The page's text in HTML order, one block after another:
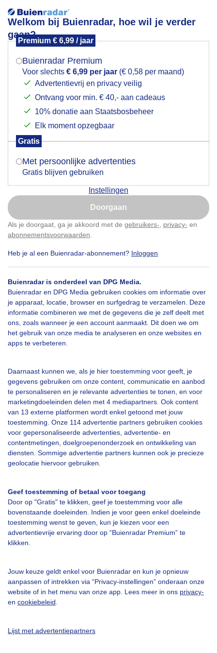
Welkom bij Buienradar, hoe wil je verder
gaan?
Premium € 6,99 / jaar
Buienradar Premium
Voor slechts € 6,99 per jaar (€ 0,58 per maand)
Advertentievrij en privacy veilig
Ontvang voor min. € 40,- aan cadeaus
10% donatie aan Staatsbosbeheer
Elk moment opzegbaar
Gratis
Met persoonlijke advertenties
Gratis blijven gebruiken
Instellingen
Doorgaan
Als je doorgaat, ga je akkoord met de gebruikers- privacy- en
abonnementsvoorwaarden
Heb je al een Buienradar-abonnement? Inloggen
Buienradar is onderdeel van DPG Media.
Buienradar en DPG Media gebruiken cookies om informatie over
je apparaat, locatie, browser en surfgedrag te verzamelen. Deze
informatie combineren we met de gegevens die je zelf deelt met
ons, zoals wanneer je een account aanmaakt. Dit doen we om
het gebruik van onze media te analyseren en onze websites en
apps te verbeteren.
Daarnaast kunnen we, als je hier toestemming voor geeft, je
gegevens gebruiken om onze content, communicatie en aanbod
te personaliseren en je relevante advertenties te tonen, en voor
marketingdoeleinden delen met 4 mediapartners. Ook content
van 13 externe platformen wordt enkel getoond met jouw
toestemming. Onze 114 advertentie partners gebruiken cookies
voor gepersonaliseerde advertenties, advertentie- en
contentmetingen, doelgroepenonderzoek en ontwikkeling van
diensten. Sommige advertentie partners kunnen ook je precieze
geolocatie hiervoor gebruiken.
Geef toestemming of betaal voor toegang
Door op "Gratis" te klikken, geef je toestemming voor alle
bovenstaande doeleinden. Indien je voor geen enkel doeleinde
toestemming wenst te geven, kun je kiezen voor een
advertentievrije ervaring door op “Buienradar Premium” te
klikken.
Jouw keuze geldt enkel voor Buienradar en kun je opnieuw
aanpassen of intrekken via “Privacy-instellingen” onderaan onze
website of in het menu van onze app. Lees meer in ons privacy-
en cookiebeleid
Lijst met advertentiepartners
Markt in het dorp bij de Riurau
Door: rob van den Berg Gemaakt: 24-05-2026, 60x bekeken
Costablanca Zon Wind
Bekijk slideshow
Over Buienradar
Bedrijfsgegevens
Contact
Toegankelijkheid
Gebruikersvoorwaarden
Adverteren
Privacy beleid
Cookie beleid
Mogen we je locatie gebruiken voor het
Indien je hier nog geen akkoord op hebt gegeven,
verschijnt er zo een pop-up uit je browser waarin
Is goed, toon de popup
Nu niet, misschien later
Klik hierom dit aan te passen